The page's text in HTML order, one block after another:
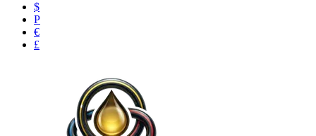
$
Р
€
£
Ольга
Маслобензостойкие рукава